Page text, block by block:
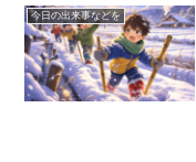
今日の出来事などを